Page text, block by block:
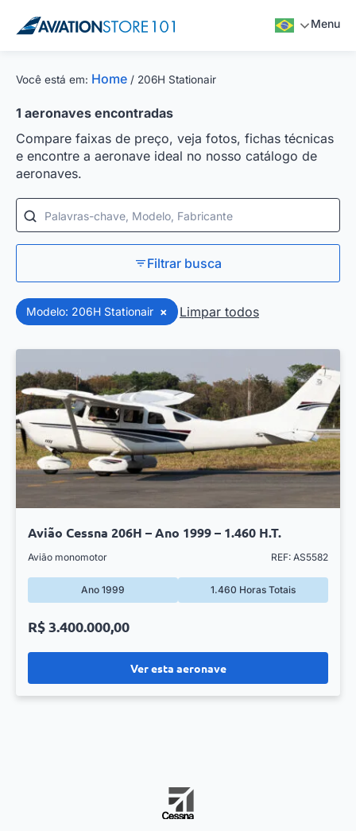
Menu
Você está em: Home / 206H Stationair
1 aeronaves encontradas
Compare faixas de preço, veja fotos, fichas técnicas
e encontre a aeronave ideal no nosso catálogo de
aeronaves.
Palavras-chave, Modelo, Fabricante
Filtrar busca
Modelo: 206H Stationair × Limpar todos
Avião Cessna 206H – Ano 1999 – 1.460 H.T.
Avião monomotor REF: AS5582
Ano 1999 1.460 Horas Totais
Ver esta aeronave
R$ 3.400.000,00